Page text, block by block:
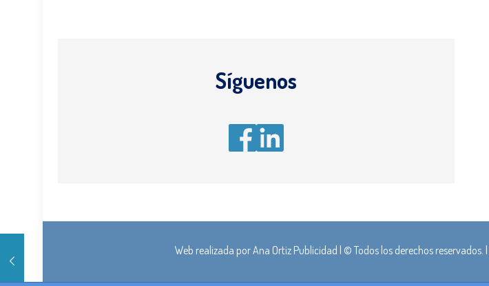
Síguenos
Web realizada porAna Ortiz Publicidad | © Todos los derechos reservados. |